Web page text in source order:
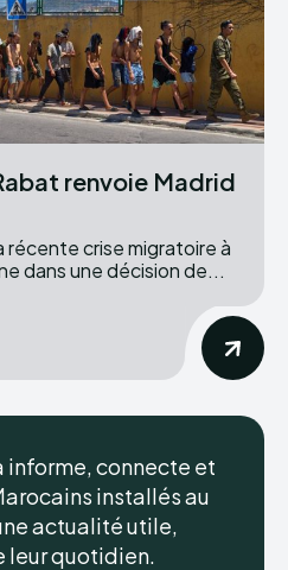
renvoie Madrid
récente crise migratoire à
dans une décision de...
informe, connecte et
installés au
actualité utile,
leur quotidien.